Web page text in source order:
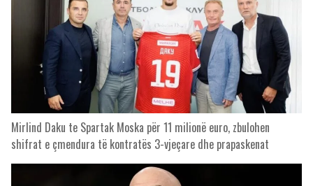
Mirlind Daku te Spartak Moska për 11 milionë euro, zbulohen
shifrat e çmendura të kontratës 3-vjeçare dhe prapaskenat